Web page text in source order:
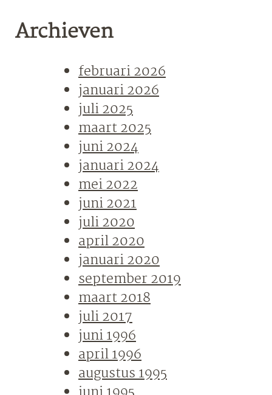
Archieven
februari 2026
januari 2026
juli 2025
maart 2025
juni 2024
januari 2024
mei 2022
juni 2021
juli 2020
april 2020
januari 2020
september 2019
maart 2018
juli 2017
juni 1996
april 1996
augustus 1995